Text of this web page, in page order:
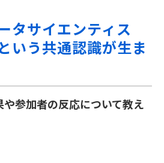
タサイエンティス
いう共通認識が生ま
参加者の反応について教え